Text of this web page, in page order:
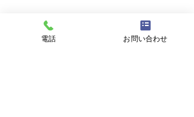
電話 お問い合わせ